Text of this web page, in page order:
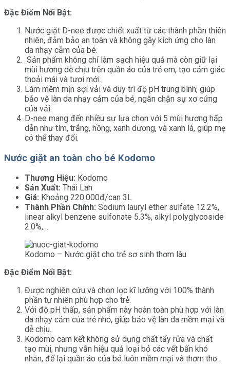
Đặc Điểm Nổi Bật:
Nước giặt D-nee được chiết xuất từ các thành phần thiên
nhiên, đảm bảo an toàn và không gây kích ứng cho làn
da nhạy cảm của bé.
Sản phẩm không chỉ làm sạch hiệu quả mà còn giữ lại
mùi hương dễ chịu trên quần áo của trẻ em, tạo cảm giác
thoải mái và tươi mới.
Làm mềm mịn sợi vải và duy trì độ pH trung bình, giúp
bảo vệ làn da nhạy cảm của bé, ngăn chặn sự xơ cứng
của vải.
D-nee mang đến nhiều sự lựa chọn với 5 mùi hương hấp
dẫn như tím, trắng, hồng, xanh dương, và xanh lá, giúp mẹ
có thể thay đổi.
Nước giặt an toàn cho bé Kodomo
Thương Hiệu: Kodomo
Sản Xuất: Thái Lan
Giá: Khoảng 220.000đ/can 3L
Thành Phần Chính: Sodium lauryl ether sulfate 12.2%,
linear alkyl benzene sulfonate 5.3%, alkyl polyglycoside
2.0%,…
Kodomo – Nước giặt cho trẻ sơ sinh thơm lâu
Đặc Điểm Nổi Bật:
Được nghiên cứu và chọn lọc kĩ lưỡng với 100% thành
phần tự nhiên phù hợp cho trẻ.
Với độ pH thấp, sản phẩm này hoàn toàn phù hợp với làn
da nhạy cảm của trẻ nhỏ, giúp bảo vệ làn da mềm mại và
dễ chịu.
Kodomo cam kết không sử dụng chất tẩy rửa và chất
tạo mùi, nhưng vẫn hiệu quả loại bỏ các vết bẩn khó
nhằn, để lại quần áo của bé luôn mềm mại và thơm tho.